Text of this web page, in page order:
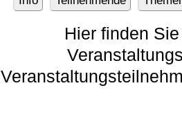
Hier finden